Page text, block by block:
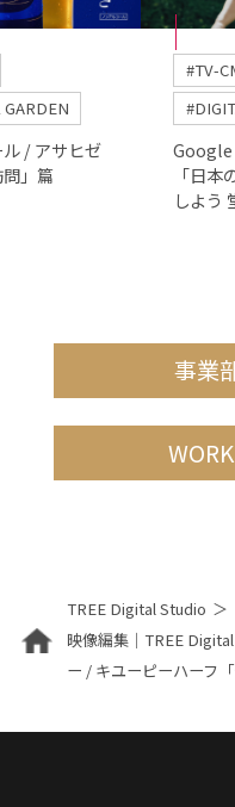
/ アサヒゼ
」篇
#TV-
「日
しよう
事業
TREE Digital Studio
映像編集｜TREE
ー / キユーピーハーフ